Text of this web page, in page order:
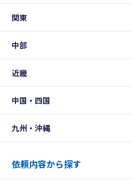
関東
中部
近畿
中国・四国
九州・沖縄
依頼内容から探す